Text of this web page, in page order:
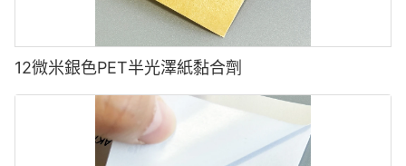
12微米銀色PET半光澤紙黏合劑